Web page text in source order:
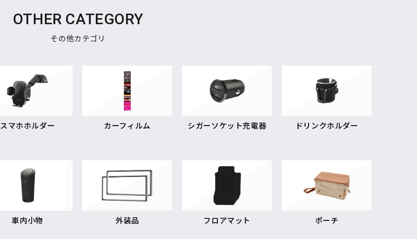
OTHER CATEGORY
その他カテゴリ
スマホホルダー カーフィルム シガーソケット充電器 ドリンクホルダー
車内小物 外装品 フロアマット ポーチ